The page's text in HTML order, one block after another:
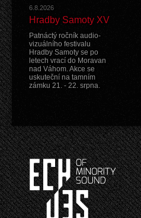
6.8.2026
Hradby Samoty XV
Patnáctý ročník audio-
vizuálního festivalu
Hradby Samoty se po
letech vrací do Moravan
nad Váhom. Akce se
uskuteční na tamním
zámku 21. - 22. srpna.